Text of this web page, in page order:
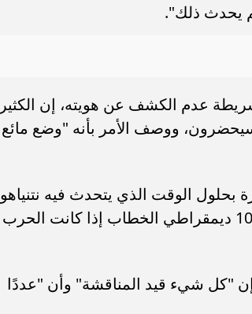
يحدث ذلك".
عدم الكشف عن هويته، إن الكثير
سيحضرون، ووصف الأمر بأنه "وضع مائع
بحلول الوقت الذي يتحدث فيه نتنياهو
سيكون العامل الرئيسي، وتوقع أن يقاطع ما بين 50 إلى 100 ديمقراطي الخطاب إذا كانت الحرب
"كل شيء قيد المناقشة" وأن "عددًا